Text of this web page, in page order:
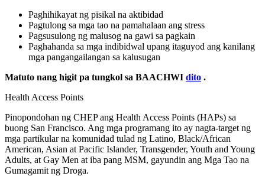
Paghihikayat ng pisikal na aktibidad
Pagtulong sa mga tao na pamahalaan ang stress
Pagsusulong ng malusog na gawi sa pagkain
Paghahanda sa mga indibidwal upang itaguyod ang kanilang
mga pangangailangan sa kalusugan
Matuto nang higit pa tungkol sa BAACHWI dito .
Health Access Points
Pinopondohan ng CHEP ang Health Access Points (HAPs) sa
buong San Francisco. Ang mga programang ito ay nagta-target ng
mga partikular na komunidad tulad ng Latino, Black/African
American, Asian at Pacific Islander, Transgender, Youth and Young
Adults, at Gay Men at iba pang MSM, gayundin ang Mga Tao na
Gumagamit ng Droga.